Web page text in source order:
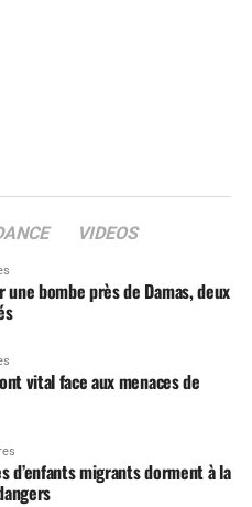
VIDEOS
bombe près de Damas, deux
vital face aux menaces de
d’enfants migrants dorment à la